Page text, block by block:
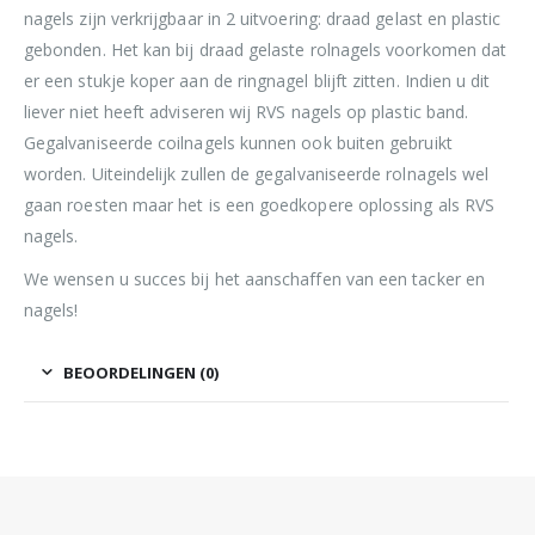
nagels zijn verkrijgbaar in 2 uitvoering: draad gelast en plastic
gebonden. Het kan bij draad gelaste rolnagels voorkomen dat
er een stukje koper aan de ringnagel blijft zitten. Indien u dit
liever niet heeft adviseren wij RVS nagels op plastic band.
Gegalvaniseerde coilnagels kunnen ook buiten gebruikt
worden. Uiteindelijk zullen de gegalvaniseerde rolnagels wel
gaan roesten maar het is een goedkopere oplossing als RVS
nagels.
We wensen u succes bij het aanschaffen van een tacker en
nagels!
BEOORDELINGEN (0)